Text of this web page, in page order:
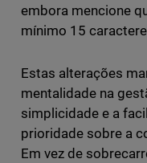
embora mencione
mínimo 15
Estas alterações
mentalidade na
simplicidade e a
prioridade sobre a
Em vez de